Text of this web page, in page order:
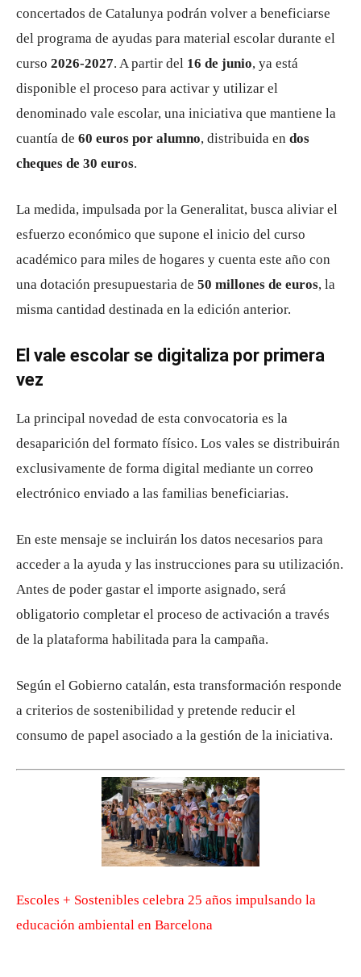
concertados de Catalunya podrán volver a beneficiarse
del programa de ayudas para material escolar durante el
curso 2026-2027. A partir del 16 de junio, ya está
disponible el proceso para activar y utilizar el
denominado vale escolar, una iniciativa que mantiene la
cuantía de 60 euros por alumno, distribuida en dos
cheques de 30 euros.
La medida, impulsada por la Generalitat, busca aliviar el
esfuerzo económico que supone el inicio del curso
académico para miles de hogares y cuenta este año con
una dotación presupuestaria de 50 millones de euros, la
misma cantidad destinada en la edición anterior.
El vale escolar se digitaliza por primera
vez
La principal novedad de esta convocatoria es la
desaparición del formato físico. Los vales se distribuirán
exclusivamente de forma digital mediante un correo
electrónico enviado a las familias beneficiarias.
En este mensaje se incluirán los datos necesarios para
acceder a la ayuda y las instrucciones para su utilización.
Antes de poder gastar el importe asignado, será
obligatorio completar el proceso de activación a través
de la plataforma habilitada para la campaña.
Según el Gobierno catalán, esta transformación responde
a criterios de sostenibilidad y pretende reducir el
consumo de papel asociado a la gestión de la iniciativa.
Escoles + Sostenibles celebra 25 años impulsando la
educación ambiental en Barcelona